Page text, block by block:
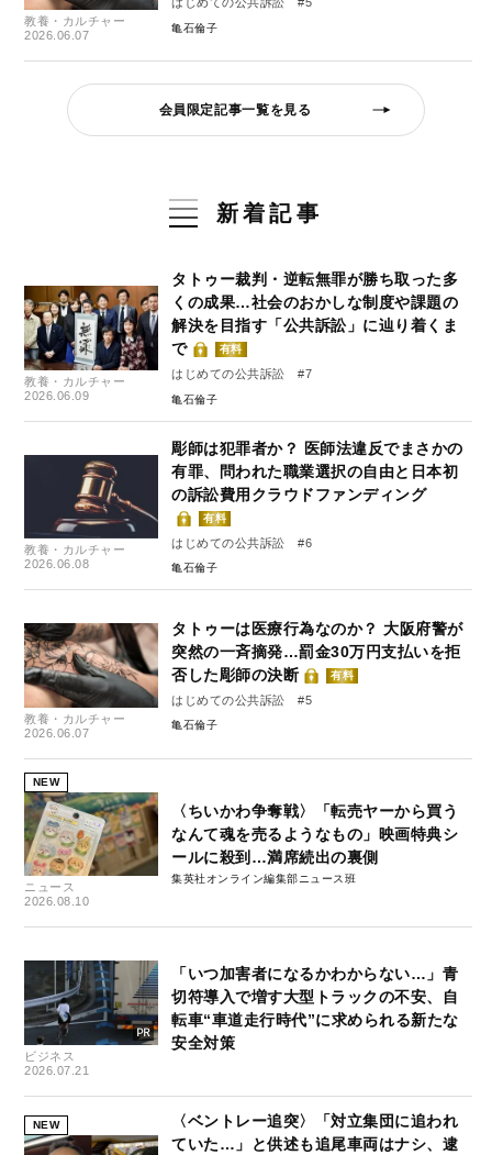
教養・カルチャー
2026.06.07
亀石倫子
会員限定記事一覧を見る
新着記事
教養・カルチャー
2026.06.09
タトゥー裁判・逆転無罪が勝ち取った多
くの成果…社会のおかしな制度や課題の
解決を目指す「公共訴訟」に辿り着くま
で
有料
はじめての公共訴訟 #7
亀石倫子
教養・カルチャー
2026.06.08
彫師は犯罪者か？ 医師法違反でまさかの
有罪、問われた職業選択の自由と日本初
の訴訟費用クラウドファンディング
有料
はじめての公共訴訟 #6
亀石倫子
教養・カルチャー
2026.06.07
タトゥーは医療行為なのか？ 大阪府警が
突然の一斉摘発…罰金30万円支払いを拒
否した彫師の決断
有料
はじめての公共訴訟 #5
亀石倫子
NEW
ニュース
2026.08.10
〈ちいかわ争奪戦〉「転売ヤーから買う
なんて魂を売るようなもの」映画特典シ
ールに殺到…満席続出の裏側
集英社オンライン編集部ニュース班
ビジネス
2026.07.21
「いつ加害者になるかわからない…」青
切符導入で増す大型トラックの不安、自
転車“車道走行時代”に求められる新たな
安全対策
NEW
〈ベントレー追突〉「対立集団に追われ
ていた…」と供述も追尾車両はナシ、逮